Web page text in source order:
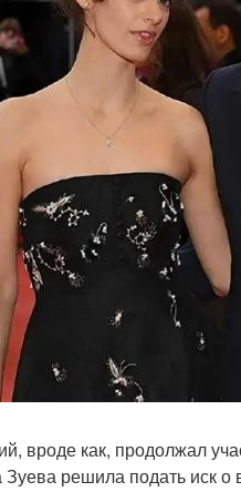
вроде как, продолжал
решила подать иск